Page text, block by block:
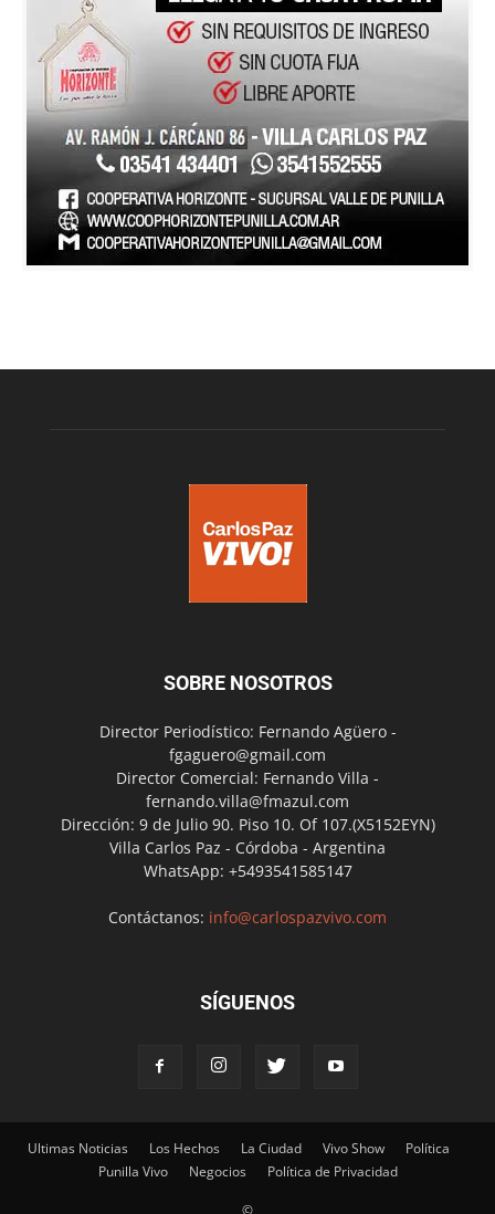
SOBRE NOSOTROS
Director Periodístico: Fernando Agüero -
fgaguero@gmail.com
Director Comercial: Fernando Villa -
fernando.villa@fmazul.com
Dirección: 9 de Julio 90. Piso 10. Of 107.(X5152EYN)
Villa Carlos Paz - Córdoba - Argentina
WhatsApp: +5493541585147
Contáctanos: info@carlospazvivo.com
SÍGUENOS
Ultimas Noticias Los Hechos La Ciudad Vivo Show
Política
Punilla Vivo
Negocios Política de Privacidad
©